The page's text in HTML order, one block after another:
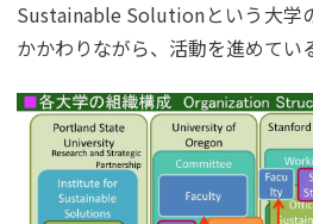
Sustainable Solutionという大学
かかわりながら、活動を進めてい